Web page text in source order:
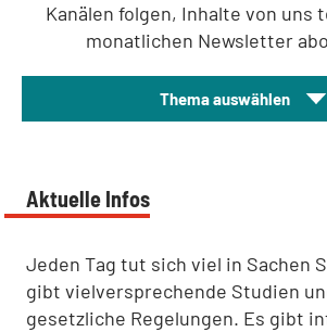
Kanälen folgen, Inhalte von uns
monatlichen Newsletter
Thema auswählen
Aktuelle Infos
Jeden Tag tut sich viel in Sachen
gibt vielversprechende Studien
gesetzliche Regelungen. Es gibt